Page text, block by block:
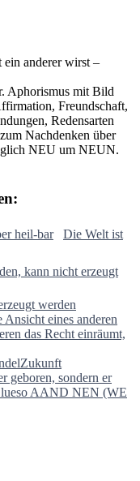
ein anderer wirst –
Aphorismus mit Bild
Freundschaft,
Redensarten
Nachdenken über
NEU um NEUN.
Die Welt ist
werden
Ansicht eines anderen
das Recht einräumt,
Zukunft
geboren, sondern er
AAND NEN (WE